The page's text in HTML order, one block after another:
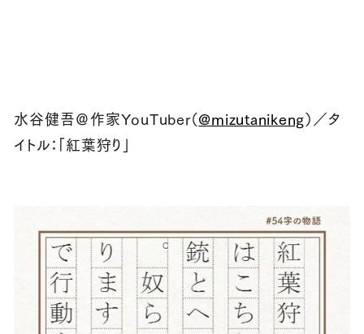
水谷健吾＠作家YouTuber（@mizutanikeng）／タ
イトル：「紅葉狩り」